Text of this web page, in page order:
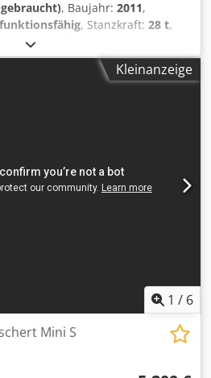
, Baujahr: 2011,
, Stanzkraft: 28 t,
200 kg
, Folgende Teile der Maschine
Brandneues
Austausch der Lager der Y-Achse
Sraex Anwokr
der X-Achse: max. 60 m/min
der Y-Achse: max. 60 m/min
der X- und Y-Achse:
Kleinanzeige
1 / 6
Mini S